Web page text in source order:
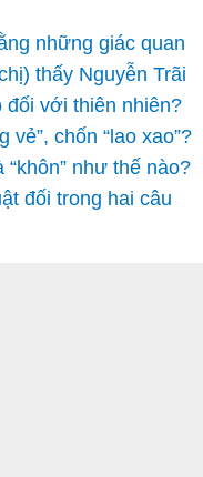
những giác quan
thấy Nguyễn Trãi
đối với thiên nhiên?
vẻ”, chốn “lao xao”?
“khôn” như thế nào?
đối trong hai câu